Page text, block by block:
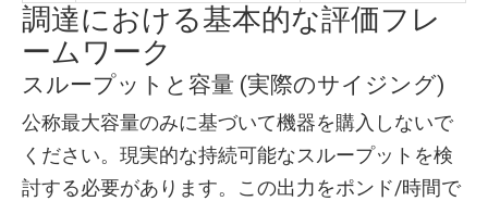
調達における基本的な評価フレ
ームワーク
スループットと容量 (実際のサイジング)
公称最大容量のみに基づいて機器を購入しないで
ください。現実的な持続可能なスループットを検
討する必要があります。この出力をポンド/時間で